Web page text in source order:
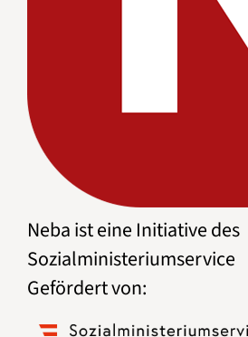
Neba ist eine Initiative des
Sozialministeriumservice
Gefördert von: